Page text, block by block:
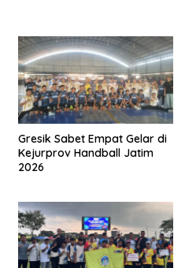
Gresik Sabet Empat Gelar di
Kejurprov Handball Jatim
2026